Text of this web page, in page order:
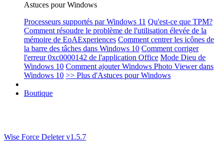
Astuces pour Windows
Processeurs supportés par Windows 11 Qu'est-ce que TPM?
Comment résoudre le problème de l'utilisation élevée de la
mémoire de EoAExperiences Comment centrer les icônes de
la barre des tâches dans Windows 10 Comment corriger
l'erreur 0xc0000142 de l'application Office Mode Dieu de
Windows 10 Comment ajouter Windows Photo Viewer dans
Windows 10 >> Plus d'Astuces pour Windows
Boutique
Wise Force Deleter v1.5.7